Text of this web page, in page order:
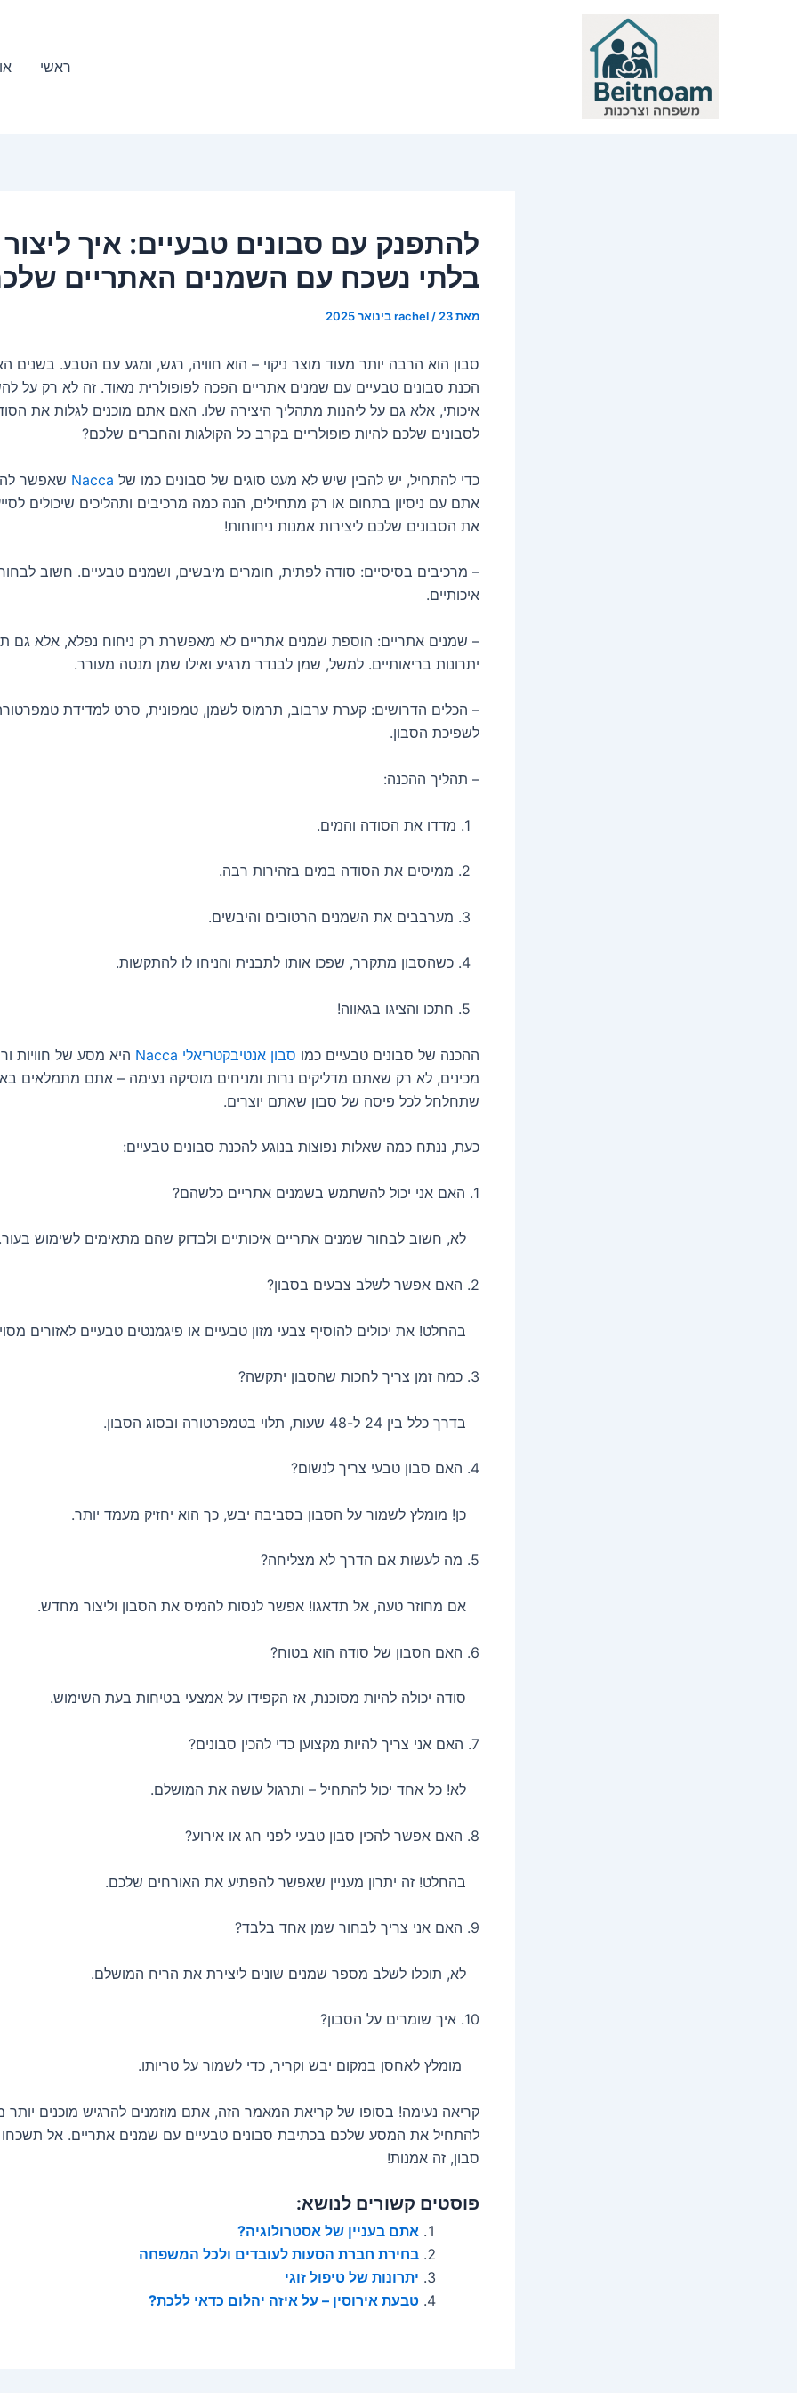
ראשי
להתפנק עם סבונים טבעיים: איך
בלתי נשכח עם השמנים האתריים
מאת rachel / 23 בינואר 2025
סבון הוא הרבה יותר מעוד מוצר ניקוי – הוא חוויה, רגש, ומגע עם הטבע. בשנים
הכנת סבונים טבעיים עם שמנים אתריים הפכה לפופולרית מאוד. זה לא רק על
איכותי, אלא גם על ליהנות מתהליך היצירה שלו. האם אתם מוכנים לגלות את
לסבונים שלכם להיות פופולריים בקרב כל הקולגות והחברים שלכם?
כדי להתחיל, יש להבין שיש לא מעט סוגים של סבונים כמו של Nacca שאפשר
אתם עם ניסיון בתחום או רק מתחילים, הנה כמה מרכיבים ותהליכים שיכולים
את הסבונים שלכם ליצירות אמנות ניחוחות!
– מרכיבים בסיסיים: סודה לפתית, חומרים מיבשים, ושמנים טבעיים. חשוב
איכותיים.
– שמנים אתריים: הוספת שמנים אתריים לא מאפשרת רק ניחוח נפלא, אלא גם
יתרונות בריאותיים. למשל, שמן לבנדר מרגיע ואילו שמן מנטה מעורר.
לשפיכת הסבון.
– תהליך ההכנה:
ההכנה של סבונים טבעיים כמו סבון אנטיבקטריאלי Nacca
היא מסע של חוויות
מכינים, לא רק שאתם מדליקים נרות ומניחים מוסיקה נעימה – אתם מתמלאים
שתחלחל לכל פיסה של סבון שאתם יוצרים.
כעת, ננתח כמה שאלות נפוצות בנוגע להכנת סבונים טבעיים:
1. האם אני יכול להשתמש בשמנים אתריים כלשהם?
לא, חשוב לבחור שמנים אתריים איכותיים ולבדוק שהם מתאימים לשימוש
2. האם אפשר לשלב צבעים בסבון?
בהחלט! את יכולים להוסיף צבעי מזון טבעיים או פיגמנטים טבעיים לאזורים
3. כמה זמן צריך לחכות שהסבון יתקשה?
בדרך כלל בין 24 ל-48 שעות, תלוי בטמפרטורה ובסוג הסבון.
4. האם סבון טבעי צריך לנשום?
כן! מומלץ לשמור על הסבון בסביבה יבש, כך הוא יחזיק מעמד יותר.
5. מה לעשות אם הדרך לא מצליחה?
אם מחוזר טעה, אל תדאגו! אפשר לנסות להמיס את הסבון וליצור מחדש.
6. האם הסבון של סודה הוא בטוח?
סודה יכולה להיות מסוכנת, אז הקפידו על אמצעי בטיחות בעת השימוש.
7. האם אני צריך להיות מקצוען כדי להכין סבונים?
לא! כל אחד יכול להתחיל – ותרגול עושה את המושלם.
8. האם אפשר להכין סבון טבעי לפני חג או אירוע?
בהחלט! זה יתרון מעניין שאפשר להפתיע את האורחים שלכם.
9. האם אני צריך לבחור שמן אחד בלבד?
לא, תוכלו לשלב מספר שמנים שונים ליצירת את הריח המושלם.
10. איך שומרים על הסבון?
מומלץ לאחסן במקום יבש וקריר, כדי לשמור על טריותו.
קריאה נעימה! בסופו של קריאת המאמר הזה, אתם מוזמנים להרגיש מוכנים יותר
להתחיל את המסע שלכם בכתיבת סבונים טבעיים עם שמנים אתריים. אל
סבון, זה אמנות!
פוסטים קשורים לנושא:
אתם בעניין של אסטרולוגיה?
בחירת חברת הסעות לעובדים ולכל המשפחה
יתרונות של טיפול זוגי
טבעת אירוסין – על איזה יהלום כדאי ללכת?